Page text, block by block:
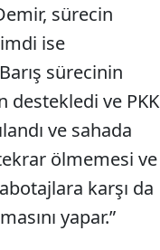
sürecin
ise
sürecinin
destekledi ve PKK
ve sahada
ölmemesi ve
karşı da
yapar.”